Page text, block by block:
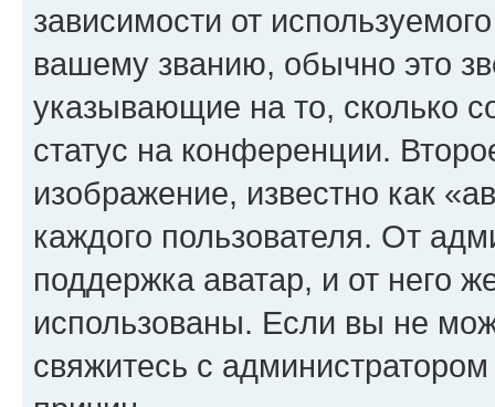
зависимости от
вашему званию, обычно это
указывающие на то, сколько
статус на конференции.
изображение, известно как
каждого пользователя. От
поддержка аватар, и от него
использованы. Если вы не
свяжитесь с